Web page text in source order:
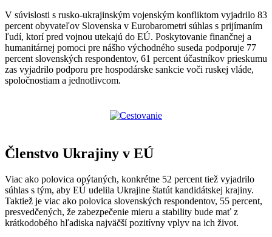
V súvislosti s rusko-ukrajinským vojenským konfliktom vyjadrilo 83
percent obyvateľov Slovenska v Eurobarometri súhlas s prijímaním
ľudí, ktorí pred vojnou utekajú do EÚ. Poskytovanie finančnej a
humanitárnej pomoci pre nášho východného suseda podporuje 77
percent slovenských respondentov, 61 percent účastníkov prieskumu
zas vyjadrilo podporu pre hospodárske sankcie voči ruskej vláde,
spoločnostiam a jednotlivcom.
Členstvo Ukrajiny v EÚ
Viac ako polovica opýtaných, konkrétne 52 percent tiež vyjadrilo
súhlas s tým, aby EÚ udelila Ukrajine štatút kandidátskej krajiny.
Taktiež je viac ako polovica slovenských respondentov, 55 percent,
presvedčených, že zabezpečenie mieru a stability bude mať z
krátkodobého hľadiska najväčší pozitívny vplyv na ich život.